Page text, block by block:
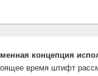
концепция
время штифт